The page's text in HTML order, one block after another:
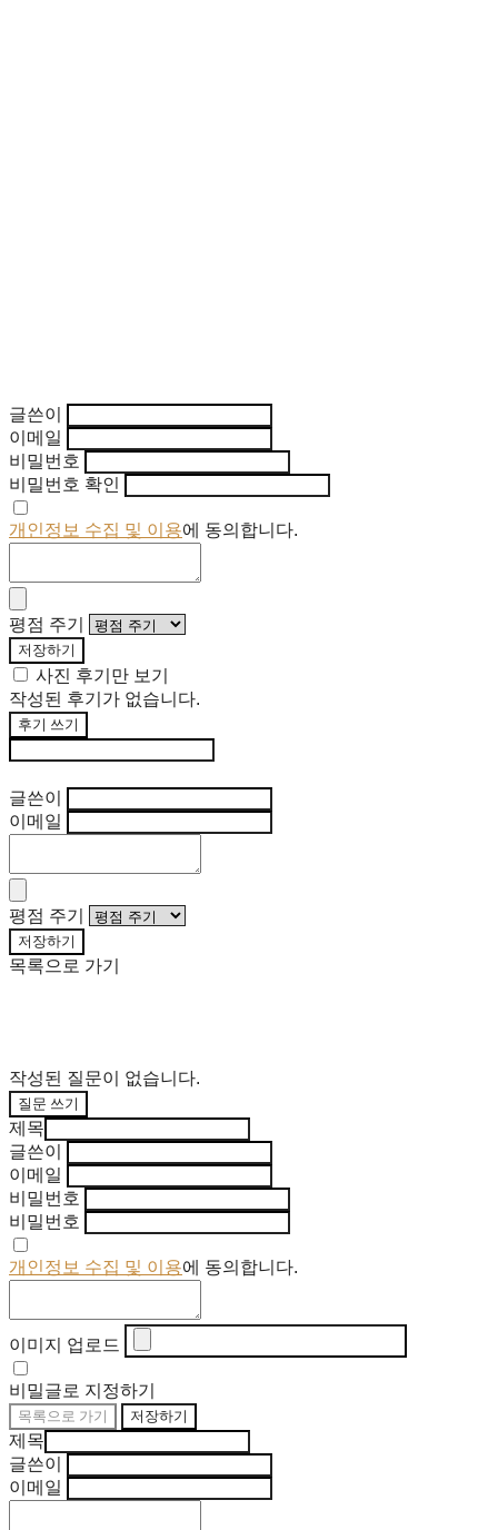
글쓴이
이메일
비밀번호
비밀번호 확인
개인정보 수집 및 이용에 동의합니다.
평점 주기
저장하기
사진 후기만 보기
작성된 후기가 없습니다.
후기 쓰기
글쓴이
이메일
평점 주기
저장하기
목록으로 가기
작성된 질문이 없습니다.
질문 쓰기
제목
글쓴이
이메일
비밀번호
비밀번호
개인정보 수집 및 이용에 동의합니다.
이미지 업로드
비밀글로 지정하기
목록으로 가기 저장하기
제목
글쓴이
이메일